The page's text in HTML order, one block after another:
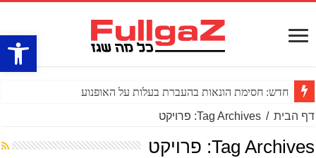
פתח
חדש: חסימת הונאות בהעברת בעלות על האופנוע
דף הבית / Tag Archives: פרויקט
Tag Archives: פרויקט